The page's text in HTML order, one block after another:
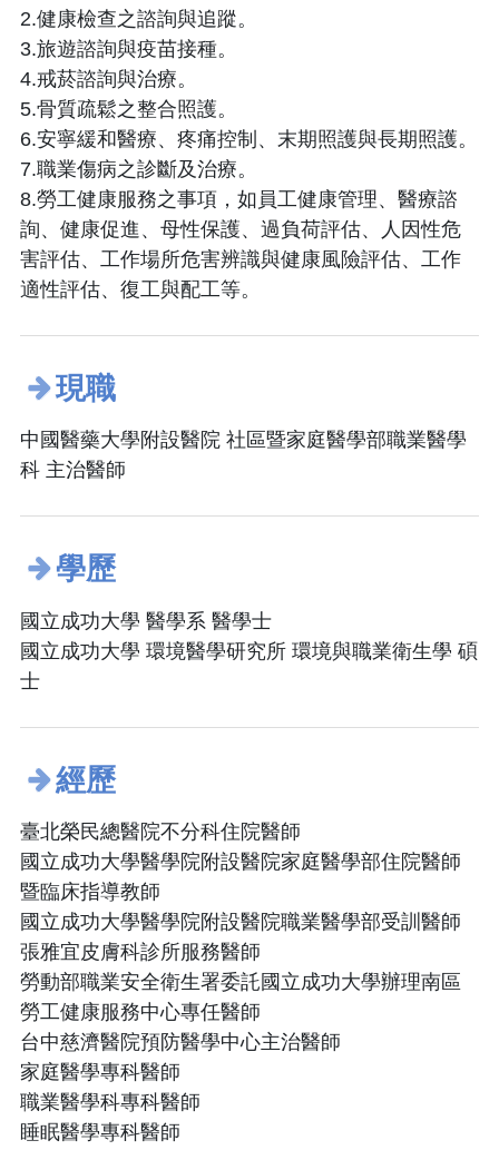
2.健康檢查之諮詢與追蹤。
3.旅遊諮詢與疫苗接種。
4.戒菸諮詢與治療。
5.骨質疏鬆之整合照護。
6.安寧緩和醫療、疼痛控制、末期照護與長期照護。
7.職業傷病之診斷及治療。
8.勞工健康服務之事項，如員工健康管理、醫療諮
詢、健康促進、母性保護、過負荷評估、人因性危
害評估、工作場所危害辨識與健康風險評估、工作
適性評估、復工與配工等。
現職
中國醫藥大學附設醫院 社區暨家庭醫學部職業醫學
科 主治醫師
學歷
國立成功大學 醫學系 醫學士
國立成功大學 環境醫學研究所 環境與職業衛生學 碩
士
經歷
臺北榮民總醫院不分科住院醫師
國立成功大學醫學院附設醫院家庭醫學部住院醫師
暨臨床指導教師
國立成功大學醫學院附設醫院職業醫學部受訓醫師
張雅宜皮膚科診所服務醫師
勞動部職業安全衛生署委託國立成功大學辦理南區
勞工健康服務中心專任醫師
台中慈濟醫院預防醫學中心主治醫師
家庭醫學專科醫師
職業醫學科專科醫師
睡眠醫學專科醫師